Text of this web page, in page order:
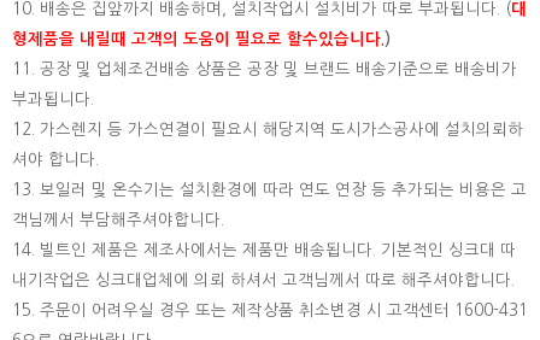
10. 배송은 집앞까지 배송하며, 설치작업시 설치비가 따로 부과됩니다. (대
형제품을 내릴때 고객의 도움이 필요로 할수있습니다. )
11. 공장 및 업체조건배송 상품은 공장 및 브랜드 배송기준으로 배송비가
부과됩니다.
12. 가스렌지 등 가스연결이 필요시 해당지역 도시가스공사에 설치의뢰하
셔야 합니다.
13. 보일러 및 온수기는 설치환경에 따라 연도 연장 등 추가되는 비용은 고
객님께서 부담해주셔야합니다.
14. 빌트인 제품은 제조사에서는 제품만 배송됩니다. 기본적인 싱크대 따
내기작업은 싱크대업체에 의뢰 하셔서 고객님께서 따로 해주셔야합니다.
15. 주문이 어려우실 경우 또는 제작상품 취소변경 시 고객센터 1600-431